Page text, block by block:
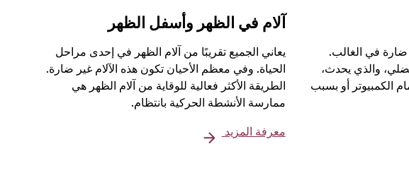
ضارة في الغالب.
والذي يحدث،
الكمبيوتر أو بسبب
آلام في الظهر وأسفل الظهر
يعاني الجميع تقريبًا من آلام الظهر في إحدى مراحل
الحياة. وفي معظم الأحيان تكون هذه الآلام غير ضارة.
الطريقة الأكثر فعالية للوقاية من آلام الظهر هي
ممارسة الأنشطة الحركية بانتظام.
معرفة المزيد